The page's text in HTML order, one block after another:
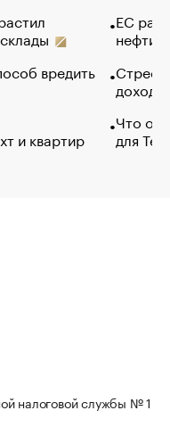
вредить
и квартир
ЕС
нефти
Что
для
налоговой службы № 1